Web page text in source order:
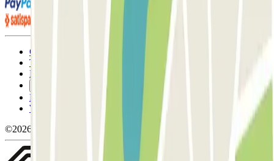
Condizioni contrattuali e di utilizzo
Termini di cancellazione
Politica sui cookies
Politica sulla privacy
Whistleblowing
©2026 Parclick. Tutti i diritti riservati